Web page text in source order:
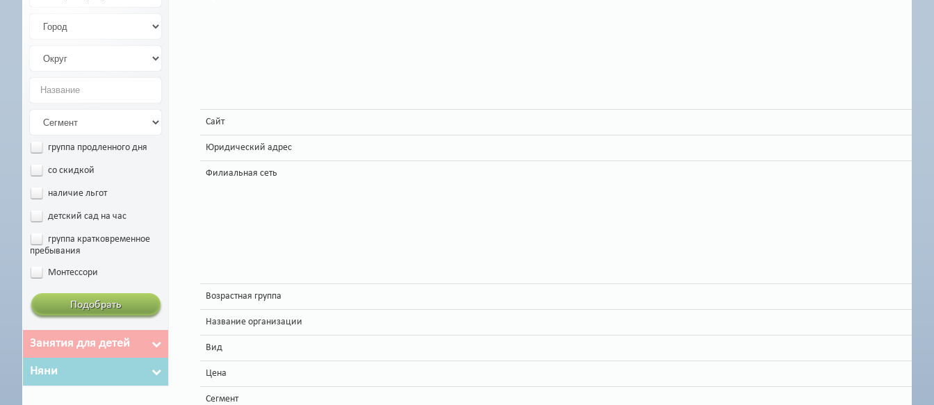
группа продленного дня
со скидкой
наличие льгот
детский сад на час
группа кратковременное
пребывания
Монтессори
Подобрать
Занятия для детей
Няни
Сайт
Юридический адрес
Филиальная сеть
Возрастная группа
Название организации
Вид
Цена
Сегмент